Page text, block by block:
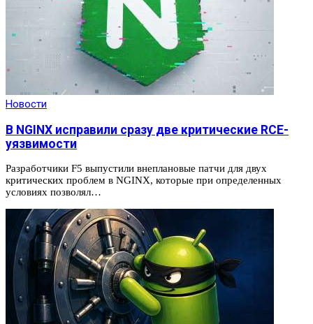
Новости
В NGINX исправили сразу две критические RCE-
уязвимости
Разработчики F5 выпустили внеплановые патчи для двух
критических проблем в NGINX, которые при определенных
условиях позволял…